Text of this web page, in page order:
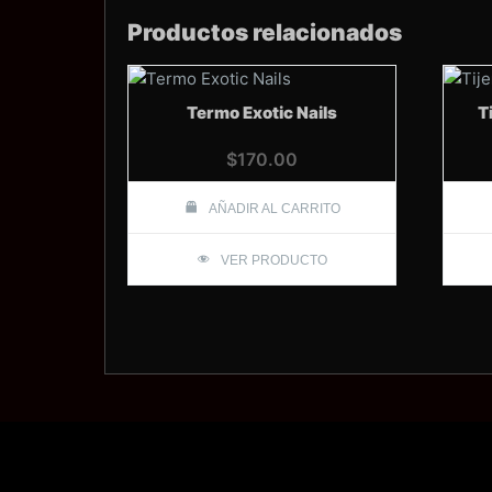
Productos relacionados
Termo Exotic Nails
$170.00
AÑADIR AL CARRITO
VER PRODUCTO